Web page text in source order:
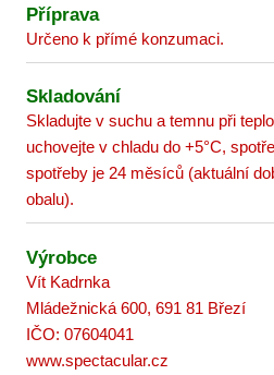
Příprava
Určeno k přímé konzumaci.
Skladování
Skladujte v suchu a temnu při
uchovejte v chladu do +5°C,
spotřeby je 24 měsíců (aktuální
obalu).
Výrobce
Vít Kadrnka
Mládežnická 600, 691 81 Březí
IČO: 07604041
www.spectacular.cz